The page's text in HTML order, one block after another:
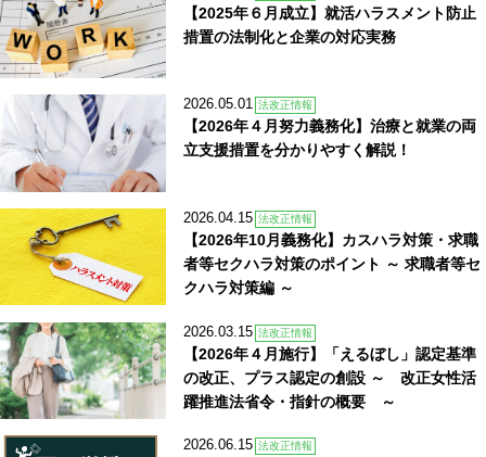
【2025年６月成立】就活ハラスメント防止
措置の法制化と企業の対応実務
2026.05.01 法改正情報
【2026年４月努力義務化】治療と就業の両
立支援措置を分かりやすく解説！
2026.04.15 法改正情報
【2026年10月義務化】カスハラ対策・求職
者等セクハラ対策のポイント ～ 求職者等セ
クハラ対策編 ～
2026.03.15 法改正情報
【2026年４月施行】「えるぼし」認定基準
の改正、プラス認定の創設 ～ 改正女性活
躍推進法省令・指針の概要 ～
2026.06.15 法改正情報